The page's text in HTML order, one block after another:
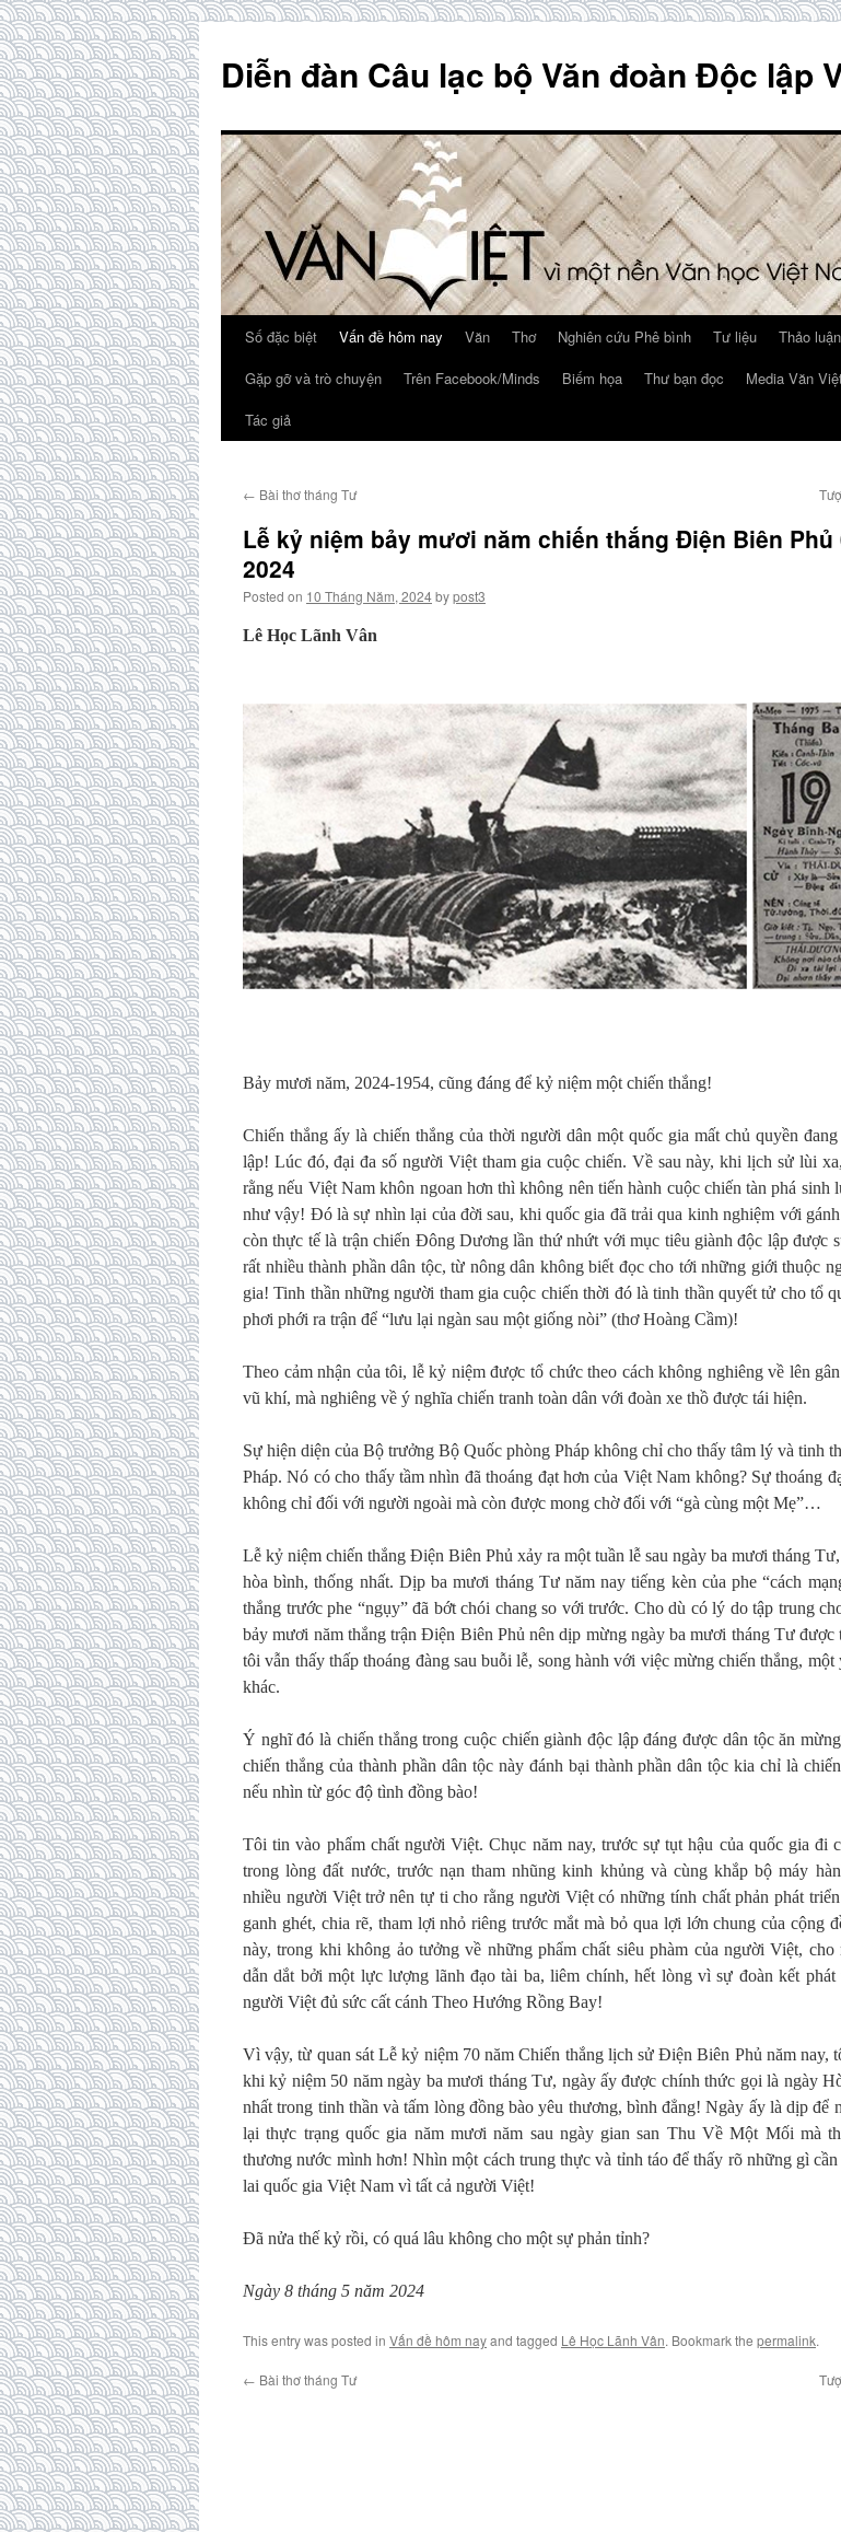
content
Diễn đàn Câu lạc bộ Văn đoàn Độc lập
Số đặc biệt Vấn đề hôm nay Văn Thơ Nghiên cứu Phê bình Tư liệu Thảo luận
Gặp gỡ và trò chuyện
Trên Facebook/Minds Biếm họa Thư bạn đọc Media Văn
Tác giả
← Bài thơ tháng Tư
Lễ kỷ niệm bảy mươi năm chiến thắng Điện Biên Phủ
2024
Posted on 10 Tháng Năm, 2024bypost3
Lê Học Lãnh Vân
Bảy mươi năm, 2024-1954, cũng đáng để kỷ niệm một chiến thắng!
Chiến thắng ấy là chiến thắng của thời người dân một quốc gia mất chủ quyền
lập! Lúc đó, đại đa số người Việt tham gia cuộc chiến. Về sau này, khi lịch sử lùi
rằng nếu Việt Nam khôn ngoan hơn thì không nên tiến hành cuộc chiến tàn phá sinh
như vậy! Đó là sự nhìn lại của đời sau, khi quốc gia đã trải qua kinh nghiệm với gánh
còn thực tế là trận chiến Đông Dương lần thứ nhứt với mục tiêu giành độc lập được
rất nhiều thành phần dân tộc, từ nông dân không biết đọc cho tới những giới thuộc
gia! Tinh thần những người tham gia cuộc chiến thời đó là tinh thần quyết tử cho tổ
phơi phới ra trận để “lưu lại ngàn sau một giống nòi” (thơ Hoàng Cầm)!
Theo cảm nhận của tôi, lễ kỷ niệm được tổ chức theo cách không nghiêng về lên
vũ khí, mà nghiêng về ý nghĩa chiến tranh toàn dân với đoàn xe thồ được tái hiện.
Sự hiện diện của Bộ trưởng Bộ Quốc phòng Pháp không chỉ cho thấy tâm lý và tinh
Pháp. Nó có cho thấy tầm nhìn đã thoáng đạt hơn của Việt Nam không? Sự thoáng
không chỉ đối với người ngoài mà còn được mong chờ đối với “gà cùng một Mẹ”…
Lễ kỷ niệm chiến thắng Điện Biên Phủ xảy ra một tuần lễ sau ngày ba mươi tháng
hòa bình, thống nhất. Dịp ba mươi tháng Tư năm nay tiếng kèn của phe “cách
thắng trước phe “ngụy” đã bớt chói chang so với trước. Cho dù có lý do tập trung
bảy mươi năm thắng trận Điện Biên Phủ nên dịp mừng ngày ba mươi tháng Tư được
tôi vẫn thấy thấp thoáng đàng sau buỗi lễ, song hành với việc mừng chiến thắng,
khác.
Ý nghĩ đó là chiến thắng trong cuộc chiến giành độc lập đáng được dân tộc ăn
chiến thắng của thành phần dân tộc này đánh bại thành phần dân tộc kia chỉ là
nếu nhìn từ góc độ tình đồng bào!
Tôi tin vào phẩm chất người Việt. Chục năm nay, trước sự tụt hậu của quốc gia đi
trong lòng đất nước, trước nạn tham nhũng kinh khủng và cùng khắp bộ máy
nhiều người Việt trở nên tự ti cho rằng người Việt có những tính chất phản phát
ganh ghét, chia rẽ, tham lợi nhỏ riêng trước mắt mà bỏ qua lợi lớn chung của cộng
này, trong khi không ảo tưởng về những phẩm chất siêu phàm của người Việt, cho
dẫn dắt bởi một lực lượng lãnh đạo tài ba, liêm chính, hết lòng vì sự đoàn kết phát
người Việt đủ sức cất cánh Theo Hướng Rồng Bay!
Vì vậy, từ quan sát Lễ kỷ niệm 70 năm Chiến thắng lịch sử Điện Biên Phủ năm nay,
khi kỷ niệm 50 năm ngày ba mươi tháng Tư, ngày ấy được chính thức gọi là ngày
nhất trong tinh thần và tấm lòng đồng bào yêu thương, bình đẳng! Ngày ấy là dịp để
lại thực trạng quốc gia năm mươi năm sau ngày gian san Thu Về Một Mối mà
thương nước mình hơn! Nhìn một cách trung thực và tỉnh táo để thấy rõ những gì
lai quốc gia Việt Nam vì tất cả người Việt!
Đã nửa thế kỷ rồi, có quá lâu không cho một sự phản tỉnh?
Ngày 8 tháng 5 năm 2024
This entry was posted in Vấn đề hôm nayand tagged Lê Học Lãnh Vân. Bookmark the permalink.
← Bài thơ tháng Tư